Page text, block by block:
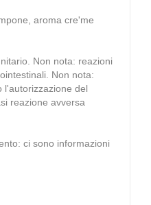
aroma cre'me
Non nota: reazioni
Non nota:
l'autorizzazione del
reazione avversa
ci sono informazioni